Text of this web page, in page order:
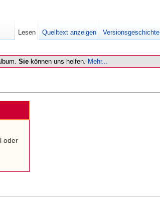
Sie können uns helfen. Mehr...
oder
Lesen Quelltext anzeigen Versionsgeschichte